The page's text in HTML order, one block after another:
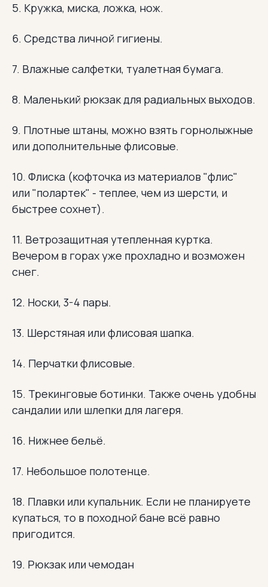
5. Кружка, миска, ложка, нож.
6. Средства личной гигиены.
7. Влажные салфетки, туалетная бумага.
8. Маленький рюкзак для радиальных выходов.
9. Плотные штаны, можно взять горнолыжные
или дополнительные флисовые.
10. Флиска (кофточка из материалов "флис"
или "полартек" - теплее, чем из шерсти, и
быстрее сохнет).
11. Ветрозащитная утепленная куртка.
Вечером в горах уже прохладно и возможен
снег.
12. Носки, 3-4 пары.
13. Шерстяная или флисовая шапка.
14. Перчатки флисовые.
15. Трекинговые ботинки. Также очень удобны
сандалии или шлепки для лагеря.
16. Нижнее бельё.
17. Небольшое полотенце.
18. Плавки или купальник. Если не планируете
купаться, то в походной бане всё равно
пригодится.
19. Рюкзак или чемодан